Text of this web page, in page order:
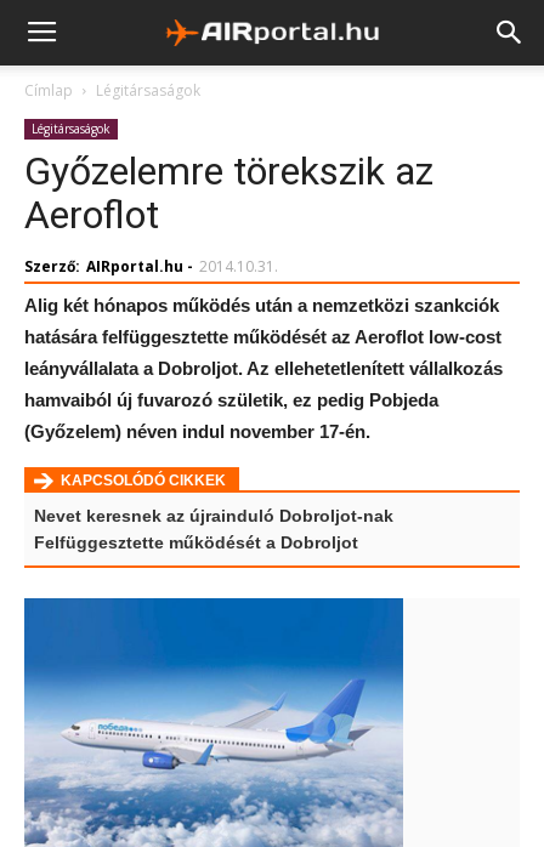
Címlap Légitársaságok
Légitársaságok
Győzelemre törekszik az
Aeroflot
Szerző: AIRportal.hu - 2014.10.31.
Alig két hónapos működés után a nemzetközi szankciók
hatására felfüggesztette működését az Aeroflot low-cost
leányvállalata a Dobroljot. Az ellehetetlenített vállalkozás
hamvaiból új fuvarozó születik, ez pedig Pobjeda
(Győzelem) néven indul november 17-én.
KAPCSOLÓDÓ CIKKEK
Nevet keresnek az újrainduló Dobroljot-nak
Felfüggesztette működését a Dobroljot